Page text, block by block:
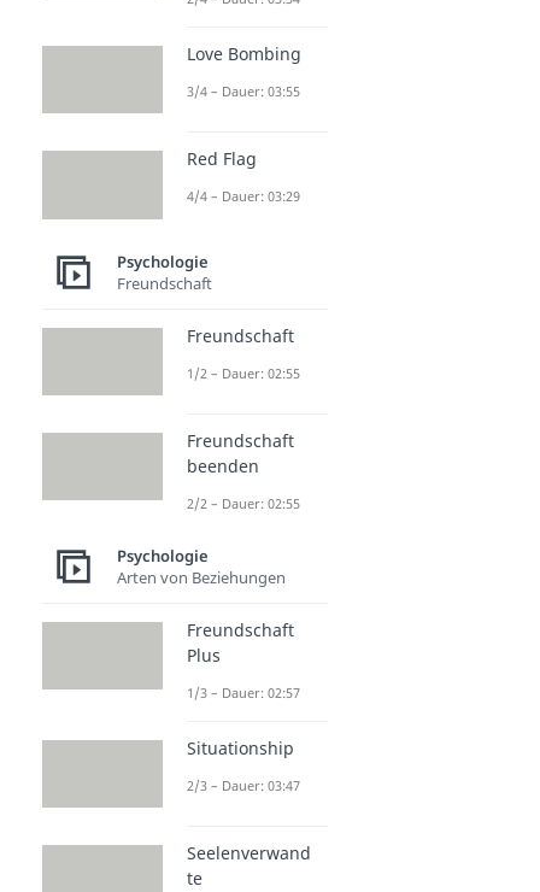
Love Bombing
3/4 – Dauer: 03:55
Red Flag
4/4 – Dauer: 03:29
Psychologie
Freundschaft
Freundschaft
1/2 – Dauer: 02:55
Freundschaft
beenden
2/2 – Dauer: 02:55
Psychologie
Arten von Beziehungen
Freundschaft
Plus
1/3 – Dauer: 02:57
Situationship
2/3 – Dauer: 03:47
Seelenverwand
te